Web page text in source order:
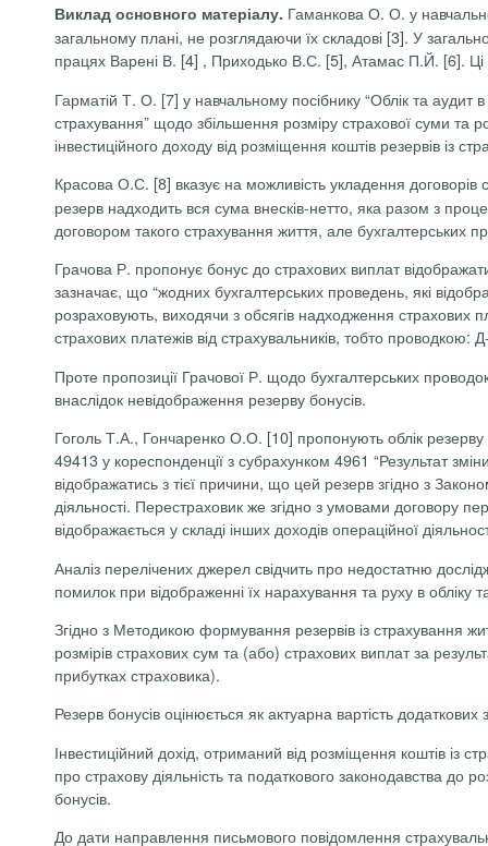
Виклад основного матеріалу. ГаманковаО. О. у
загальному плані, не розглядаючи їх складові [3]. У
працях Варені В. [4] , Приходько В.С. [5], Атамас П.Й. [6].
Гарматій Т. О. [7] у навчальному посібнику “Облік та аудит
страхування” щодо збільшення розміру страхової суми та
інвестиційного доходу від розміщення коштів резервів із
Красова О.С. [8] вказує на можливість укладення
резерв надходить вся сума внесків-нетто, яка разом з
договором такого страхування життя, але бухгалтерських
Грачова Р. пропонує бонус до страхових виплат
зазначає, що “жодних бухгалтерських проведень, які
розраховують, виходячи з обсягів надходження страхових
страхових платежів від страхувальників, тобто проводкою:
Проте пропозиції Грачової Р. щодо бухгалтерських
внаслідок невідображення резерву бонусів.
Гоголь Т.А., ГончаренкоО.О. [10] пропонують облік резерву
49413 у кореспонденції з субрахунком 4961 “Результат
відображатись з тієї причини, що цей резерв згідно з
діяльності. Перестраховикже згідно з умовами договору
відображається у складі інших доходів операційної
Аналіз перелічених джерел свідчить про недостатню
помилок при відображенні їх нарахування та руху в обліку та
Згідно з Методикою формування резервів із страхування
розмірів страхових сум та (або) страхових виплат за
прибутках страховика).
Резерв бонусів оцінюється як актуарна вартість додаткових
Інвестиційний дохід, отриманий від розміщення коштів із
про страхову діяльність та податкового законодавства
бонусів.
До дати направлення письмового повідомлення